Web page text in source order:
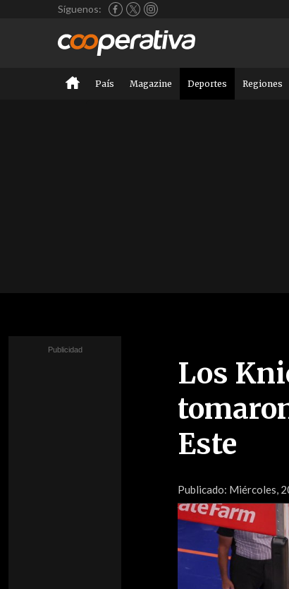
Síguenos:
País Magazine Deportes Regiones
Los
Este
Publicado: Miércoles,